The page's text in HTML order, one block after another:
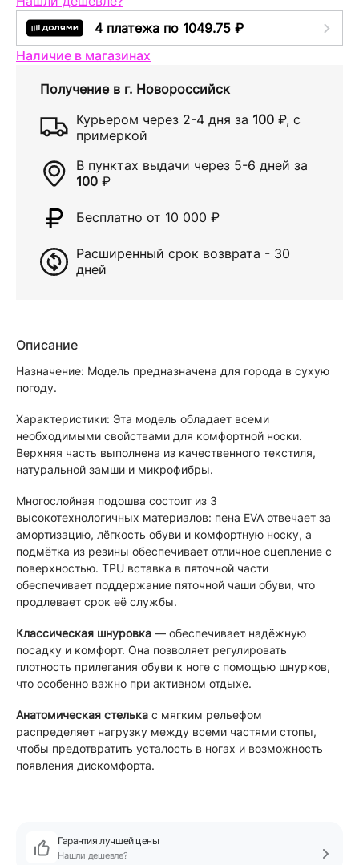
4 платежа по 1049.75 ₽
Наличие в магазинах
Получение в г. Новороссийск
Курьером через 2-4 дня за 100 ₽, с
примеркой
В пунктах выдачи через 5-6 дней за
100 ₽
Бесплатно от 10 000 ₽
Расширенный срок возврата - 30
дней
Описание
Назначение: Модель предназначена для города в сухую
погоду.
Характеристики: Эта модель обладает всеми
необходимыми свойствами для комфортной носки.
Верхняя часть выполнена из качественного текстиля,
натуральной замши и микрофибры.
Многослойная подошва состоит из 3
высокотехнологичных материалов: пена EVA отвечает за
амортизацию, лёгкость обуви и комфортную носку, а
подмётка из резины обеспечивает отличное сцепление с
поверхностью. TPU вставка в пяточной части
обеспечивает поддержание пяточной чаши обуви, что
продлевает срок её службы.
Классическая шнуровка — обеспечивает надёжную
посадку и комфорт. Она позволяет регулировать
плотность прилегания обуви к ноге с помощью шнурков,
что особенно важно при активном отдыхе.
Анатомическая стелька с мягким рельефом
распределяет нагрузку между всеми частями стопы,
чтобы предотвратить усталость в ногах и возможность
появления дискомфорта.
Гарантия лучшей цены
Нашли дешевле?